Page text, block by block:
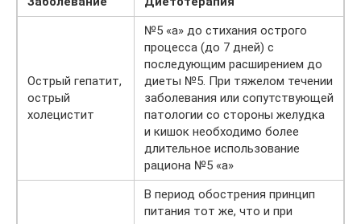
Острый гепатит,
острый
холецистит
№5 «а» до стихания острого
процесса (до 7 дней) с
последующим расширением до
диеты №5. При тяжелом течении
заболевания или сопутствующей
патологии со стороны желудка
и кишок необходимо более
длительное использование
рациона №5 «а»
В период обострения принцип
питания тот же, что и при